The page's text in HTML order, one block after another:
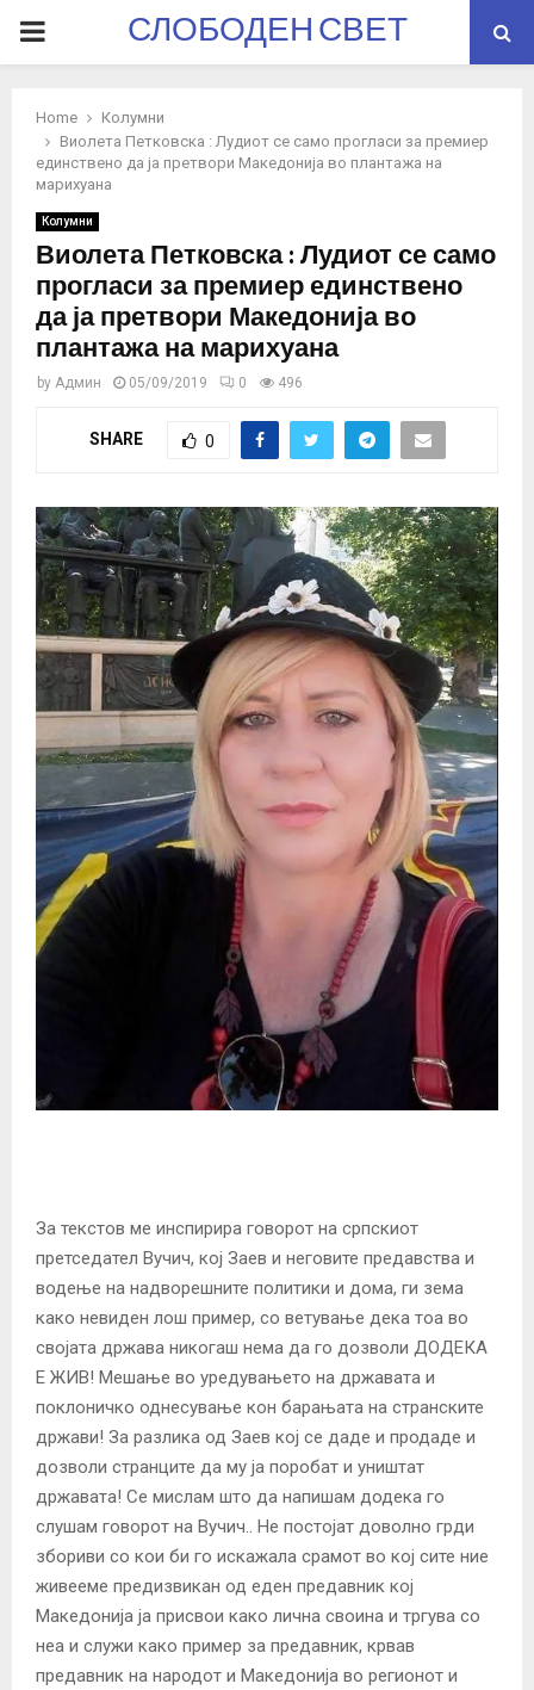
PRIMARYСЛОБОДЕН СВЕТ
Home
Колумни
Виолета Петковска : Лудиот се само прогласи за премиер
единствено да ја претвори Македонија во плантажа на
марихуана
Колумни
Виолета Петковска : Лудиот се само
прогласи за премиер единствено
да ја претвори Македонија во
плантажа на марихуана
by Админ 05/09/2019 0 496
SHARE 0
За текстов ме инспирира говорот на српскиот
претседател Вучич, кој Заев и неговите предавства и
водење на надворешните политики и дома, ги зема
како невиден лош пример, со ветување дека тоа во
својата држава никогаш нема да го дозволи ДОДЕКА
Е ЖИВ! Мешање во уредувањето на државата и
поклоничко однесување кон барањата на странските
држави! За разлика од Заев кој се даде и продаде и
дозволи странците да му ја поробат и уништат
државата! Се мислам што да напишам додека го
слушам говорот на Вучич.. Не постојат доволно грди
збориви со кои би го искажала срамот во кој сите ние
живееме предизвикан од еден предавник кој
Македонија ја присвои како лична своина и тргува со
неа и служи како пример за предавник, крвав
предавник на народот и Македонија во регионот и